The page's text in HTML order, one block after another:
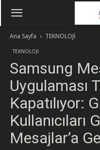
Ana Sayfa TEKNOLOJİ
TEKNOLOJİ
Samsung
Uygulaması
Kapatılıyor:
Kullanıcıları
Mesajlar’a